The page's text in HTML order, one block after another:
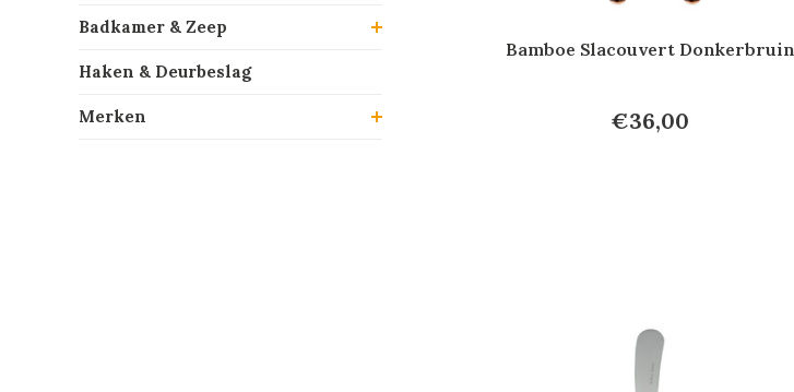
Badkamer & Zeep
Haken & Deurbeslag
Merken
Bamboe Slacouvert Donkerbruin
€36,00